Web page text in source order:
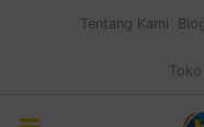
Tentang Kami